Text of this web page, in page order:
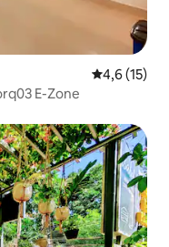
4,6 de uma
4,6 (15)
E-Zone